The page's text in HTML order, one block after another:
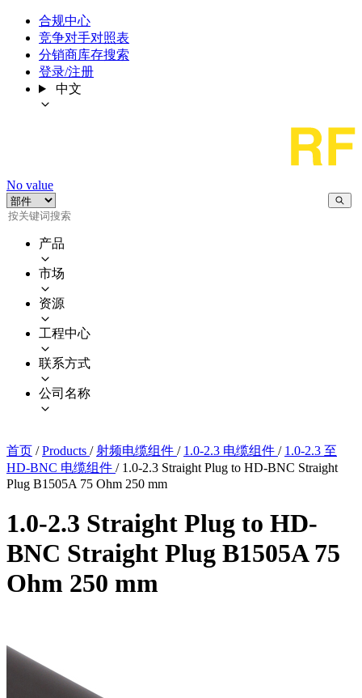
合规中心
竞争对手对照表
分销商库存搜索
登录/注册
中文
No value
产品
市场
资源
工程中心
联系方式
公司名称
首页 / Products / 射频电缆组件 / 1.0-2.3 电缆组件 / 1.0-2.3 至
HD-BNC 电缆组件 / 1.0-2.3 Straight Plug to HD-BNC Straight
Plug B1505A 75 Ohm 250 mm
1.0-2.3 Straight Plug to HD-
BNC Straight Plug B1505A 75
Ohm 250 mm